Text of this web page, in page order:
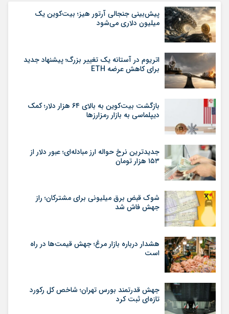
پیش‌بینی جنجالی آرتور هیز؛ بیت‌کوین یک
میلیون دلاری می‌شود
اتریوم در آستانه یک تغییر بزرگ؛ پیشنهاد جدید
برای کاهش عرضه ETH
بازگشت بیت‌کوین به بالای ۶۴ هزار دلار؛ کمک
دیپلماسی به بازار رمزارزها
جدیدترین نرخ حواله ارز مبادله‌ای؛ عبور دلار از
۱۵۳ هزار تومان
شوک قبض برق میلیونی برای مشترکان؛ راز
جهش فاش شد
هشدار درباره بازار مرغ؛ جهش قیمت‌ها در راه
است
جهش قدرتمند بورس تهران؛ شاخص کل رکورد
تازه‌ای ثبت کرد